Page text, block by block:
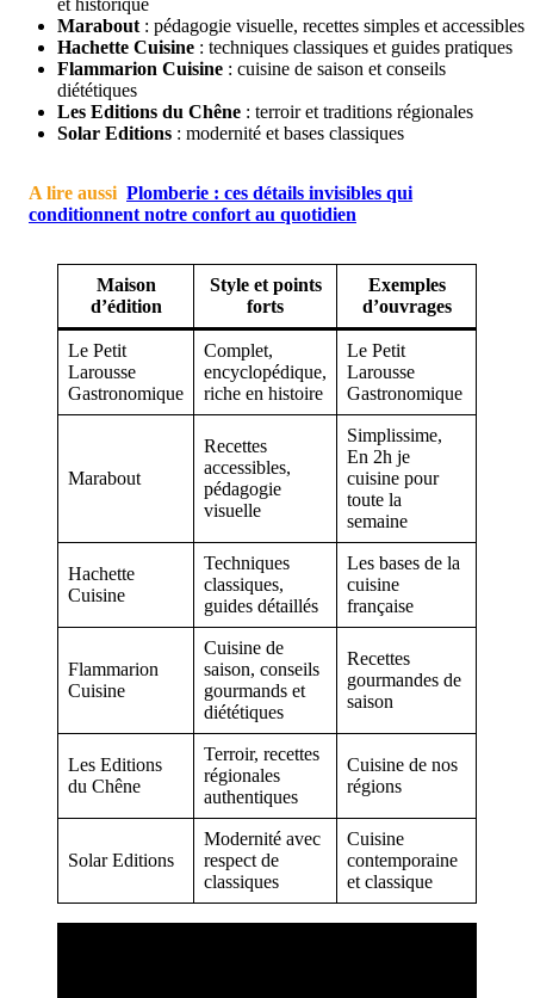
et historique
Marabout : pédagogie visuelle, recettes simples et accessibles
Hachette Cuisine : techniques classiques et guides pratiques
Flammarion Cuisine : cuisine de saison et conseils
diététiques
Les Editions du Chêne : terroir et traditions régionales
Solar Editions : modernité et bases classiques
A lire aussi Plomberie : ces détails invisibles qui
conditionnent notre confort au quotidien
Maison
d’édition
Style et points
forts
Exemples
d’ouvrages
Le Petit
Larousse
Gastronomique
Complet,
encyclopédique,
riche en histoire
Le Petit
Larousse
Gastronomique
Marabout
Recettes
accessibles,
pédagogie
visuelle
Simplissime,
En 2h je
cuisine pour
toute la
semaine
Hachette
Cuisine
Techniques
classiques,
guides détaillés
Les bases de la
cuisine
française
Flammarion
Cuisine
Cuisine de
saison, conseils
gourmands et
diététiques
Recettes
gourmandes de
saison
Les Editions
du Chêne
Terroir, recettes
régionales
authentiques
Cuisine de nos
régions
Solar Editions
Modernité avec
respect de
classiques
Cuisine
contemporaine
et classique